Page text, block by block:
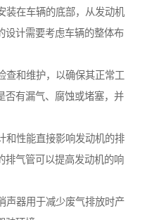
装在车辆的底部，从发动机
设计需要考虑车辆的整体布
查和维护，以确保其正常工
否有漏气、腐蚀或堵塞，并
和性能直接影响发动机的排
排气管可以提高发动机的响
声器用于减少废气排放时产